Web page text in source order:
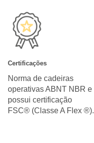
Certificações
Norma de cadeiras
operativas ABNT NBR e
possui certificação
FSC® (Classe A Flex ®).